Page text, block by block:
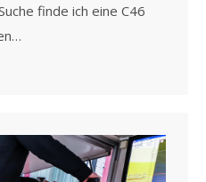
finde ich eine C46